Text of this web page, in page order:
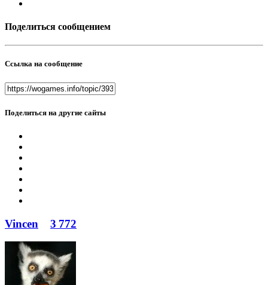
Поделиться сообщением
Ссылка на сообщение
Поделиться на другие сайты
Vincen 3 772